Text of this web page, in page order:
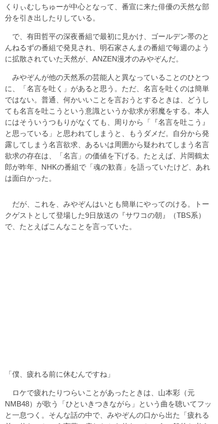
くりぃむしちゅーが中心となって、番宣に来た俳優の天然な部
分を引き出したりしている。
で、有田哲平の深夜番組で最初に見かけ、ゴールデン帯のと
んねるずの番組で発見され、明石家さんまの番組で毎週のよう
に拡散されていた天然が、ANZEN漫才のみやぞんだ。
みやぞんが他の天然系の芸能人と異なっていることのひとつ
に、「名言を吐く」があると思う。ただ、名言を吐くのは簡単
ではない。普通、何かいいことを言おうとするときは、どうし
ても名言を吐こうという意識というか欲求が邪魔をする。本人
にはそういうつもりがなくても、周りから「『名言を吐こう』
と思っている」と思われてしまうと、もうダメだ。自分から発
露してしまう名言欲求、あるいは周囲から疑われてしまう名言
欲求の存在は、「名言」の価値を下げる。たとえば、片岡鶴太
郎が昨年、NHKの番組で「魂の歓喜」を語っていたけど、あれ
は面白かった。
だが、これを、みやぞんはいとも簡単にやってのける。トー
クゲストとして登場した9日放送の『サワコの朝』（TBS系）
で、たとえばこんなことを言っていた。
「僕、疲れる前に休むんですね」
ロケで疲れたりつらいことがあったときは、山本彩（元
NMB48）が歌う「ひといきつきながら」という曲を聴いてフッ
と一息つく。そんな話の中で、みやぞんの口から出た「疲れる